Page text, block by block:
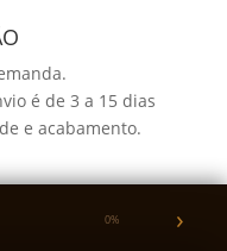
é de 3 a 15 dias
e acabamento.
0% ›